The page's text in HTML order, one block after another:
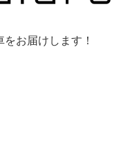
お届けします！